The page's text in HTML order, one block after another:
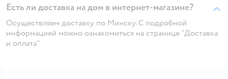
Есть ли доставка на дом в интернет-магазине?
Осуществляем доставку по Минску. С подробной
информацией можно ознакомиться на странице "Доставка
и оплата"